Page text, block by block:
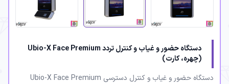
دستگاه حضور و غیاب و کنترل تردد Ubio-X Face Premium
(چهره، کارت)
دستگاه حضور و غیاب و کنترل دسترسی Ubio-X Face Premium